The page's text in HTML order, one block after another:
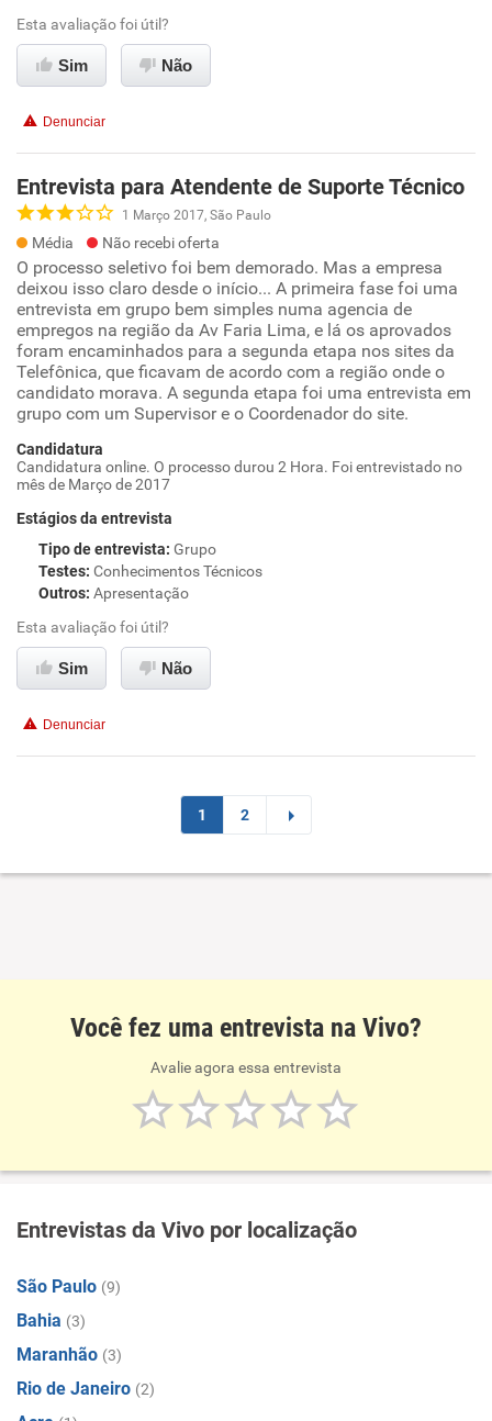
Esta avaliação foi útil?
Sim Não
Denunciar
Entrevista para Atendente de Suporte Técnico
1 Março 2017, São Paulo
Média Não recebi oferta
O processo seletivo foi bem demorado. Mas a empresa
deixou isso claro desde o início... A primeira fase foi uma
entrevista em grupo bem simples numa agencia de
empregos na região da Av Faria Lima, e lá os aprovados
foram encaminhados para a segunda etapa nos sites da
Telefônica, que ficavam de acordo com a região onde o
candidato morava. A segunda etapa foi uma entrevista em
grupo com um Supervisor e o Coordenador do site.
Candidatura
Candidatura online. O processo durou 2 Hora. Foi entrevistado no
mês de Março de 2017
Estágios da entrevista
Tipo de entrevista: Grupo
Testes: Conhecimentos Técnicos
Outros: Apresentação
Esta avaliação foi útil?
Sim Não
Denunciar
1 2
Você fez uma entrevista na Vivo?
Avalie agora essa entrevista
Entrevistas da Vivo por localização
São Paulo (9)
Bahia (3)
Maranhão (3)
Rio de Janeiro (2)